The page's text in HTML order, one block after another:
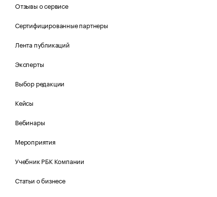
Отзывы о сервисе
Сертифицированные партнеры
Лента публикаций
Эксперты
Выбор редакции
Кейсы
Вебинары
Мероприятия
Учебник РБК Компании
Статьи о бизнесе